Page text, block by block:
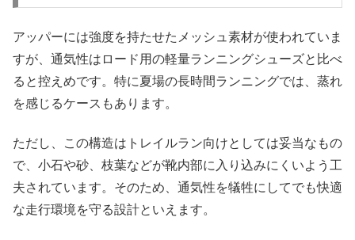
アッパーには強度を持たせたメッシュ素材が使われていま
すが、通気性はロード用の軽量ランニングシューズと比べ
ると控えめです。特に夏場の長時間ランニングでは、蒸れ
を感じるケースもあります。
ただし、この構造はトレイルラン向けとしては妥当なもの
で、小石や砂、枝葉などが靴内部に入り込みにくいよう工
夫されています。そのため、通気性を犠牲にしてでも快適
な走行環境を守る設計といえます。